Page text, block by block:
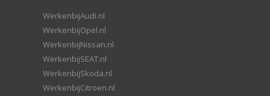
WerkenbijAudi.nl
WerkenbijOpel.nl
WerkenbijNissan.nl
WerkenbijSEAT.nl
WerkenbijSkoda.nl
WerkenbijCitroen.nl